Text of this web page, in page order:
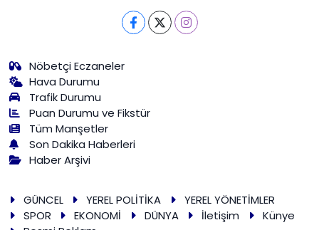
Nöbetçi Eczaneler
Hava Durumu
Trafik Durumu
Puan Durumu ve Fikstür
Tüm Manşetler
Son Dakika Haberleri
Haber Arşivi
GÜNCEL YEREL POLİTİKA
YEREL YÖNETİMLER
SPOR
EKONOMİ DÜNYA İletişim
Künye